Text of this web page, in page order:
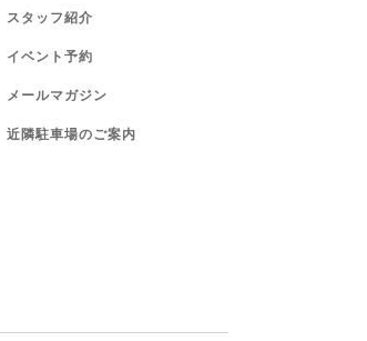
スタッフ紹介
イベント予約
メールマガジン
近隣駐車場のご案内